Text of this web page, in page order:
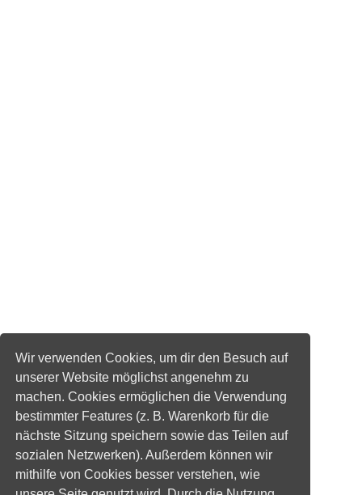
Wir verwenden Cookies, um dir den Besuch auf
unserer Website möglichst angenehm zu
machen. Cookies ermöglichen die Verwendung
bestimmter Features (z. B. Warenkorb für die
nächste Sitzung speichern sowie das Teilen auf
sozialen Netzwerken). Außerdem können wir
mithilfe von Cookies besser verstehen, wie